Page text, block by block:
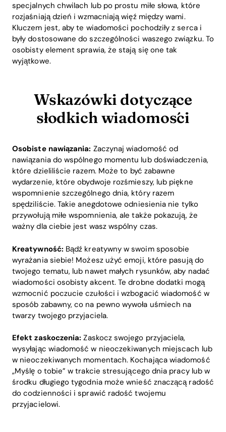
specjalnych chwilach lub po prostu miłe słowa, które
rozjaśniają dzień i wzmacniają więź między wami.
Kluczem jest, aby te wiadomości pochodziły z serca i
były dostosowane do szczególności waszego związku. To
osobisty element sprawia, że stają się one tak
wyjątkowe.
Wskazówki dotyczące
słodkich wiadomości
Osobiste nawiązania: Zaczynaj wiadomość od
nawiązania do wspólnego momentu lub doświadczenia,
które dzieliliście razem. Może to być zabawne
wydarzenie, które obydwoje rozśmieszy, lub piękne
wspomnienie szczególnego dnia, który razem
spędziliście. Takie anegdotowe odniesienia nie tylko
przywołują miłe wspomnienia, ale także pokazują, że
ważny dla ciebie jest wasz wspólny czas.
Kreatywność: Bądź kreatywny w swoim sposobie
wyrażania siebie! Możesz użyć emoji, które pasują do
twojego tematu, lub nawet małych rysunków, aby nadać
wiadomości osobisty akcent. Te drobne dodatki mogą
wzmocnić poczucie czułości i wzbogacić wiadomość w
sposób zabawny, co na pewno wywoła uśmiech na
twarzy twojego przyjaciela.
Efekt zaskoczenia: Zaskocz swojego przyjaciela,
wysyłając wiadomość w nieoczekiwanych miejscach lub
w nieoczekiwanych momentach. Kochająca wiadomość
„Myślę o tobie” w trakcie stresującego dnia pracy lub w
środku długiego tygodnia może wnieść znaczącą radość
do codzienności i sprawić radość twojemu
przyjacielowi.